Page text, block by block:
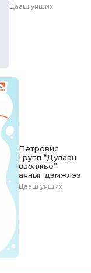
Цааш унших
Петровис
Групп “Дулаан
өвөлжье”
аяныг дэмжлээ
Цааш унших